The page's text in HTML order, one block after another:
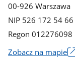
00-926 Warszawa
NIP 526 172 54 66
Regon 012276098
Zobacz na mapie